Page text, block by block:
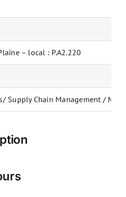
– local : P.A2.220
Supply Chain Management /